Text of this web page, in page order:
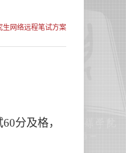
生网络远程笔试方案
分及格，